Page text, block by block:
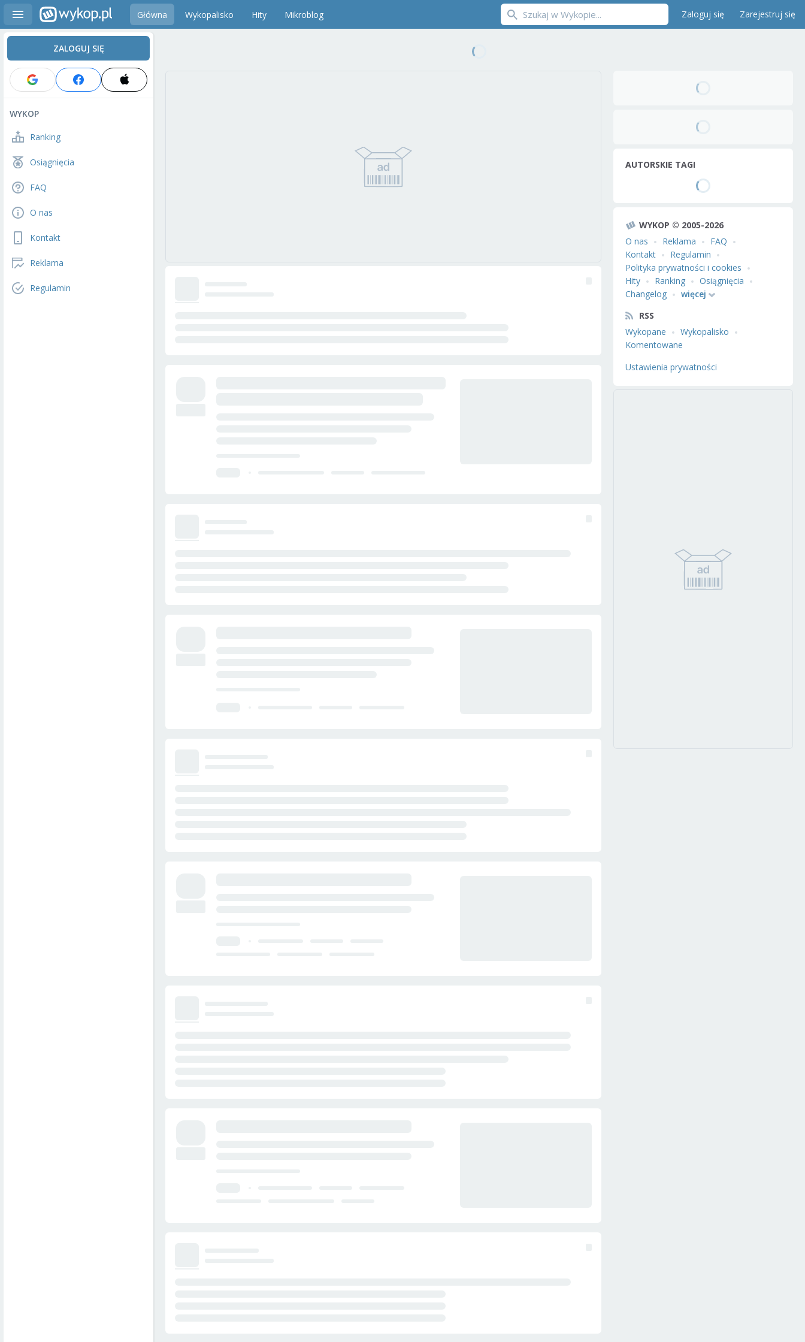
Główna Wykopalisko Hity Mikroblog Zaloguj się Zarejestruj się
ZALOGUJ SIĘ
WYKOP
Ranking
Osiągnięcia
FAQ
O nas
Kontakt
Reklama
Regulamin
AUTORSKIE TAGI
WYKOP © 2005-2026
O nas
Reklama
FAQ
Kontakt
Regulamin
Polityka prywatności i cookies
Hity
Ranking
Osiągnięcia
Changelog
więcej
RSS
Wykopane
Wykopalisko
Komentowane
Ustawienia prywatności